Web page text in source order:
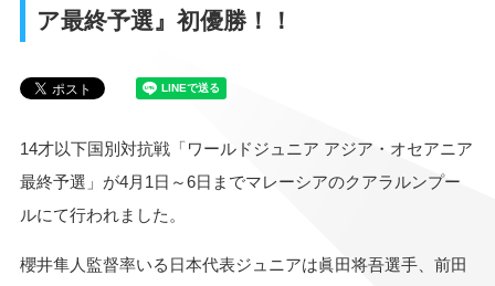
ア最終予選』初優勝！！
14才以下国別対抗戦「ワールドジュニア アジア・オセアニア
最終予選」が4月1日～6日までマレーシアのクアラルンプー
ルにて行われました。
櫻井隼人監督率いる日本代表ジュニアは眞田将吾選手、前田